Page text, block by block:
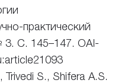
практический
С. 145–147. OAI-
S., Shifera A.S.